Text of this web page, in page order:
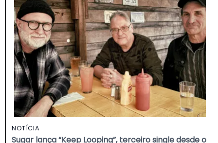
NOTÍCIA
Sugar lança “Keep Looping”, terceiro single desde o